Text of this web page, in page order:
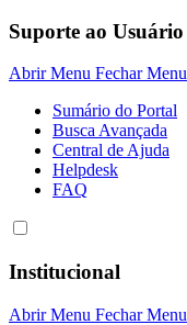
Suporte ao Usuário
Abrir Menu Fechar Menu
Sumário do Portal
Busca Avançada
Central de Ajuda
Helpdesk
FAQ
Institucional
Abrir Menu Fechar Menu